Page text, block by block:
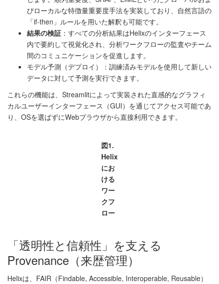
びローカルな特徴量重要度手法を実装しており、自然言語の
「if-then」ルールを用いた解釈も可能です。
結果の検証 ：すべての分析結果はHelixのインターフェース
内で要約して視覚化され、分析ワークフローの監査やチーム
間のコミュニケーションを促進します。
モデル予測（デプロイ）：訓練済みモデルを使用して新しい
データに対して予測を実行できます。
これらの機能は、Streamlitによって実装された直感的なグラフィ
カルユーザーインターフェース（GUI）を通じてアクセス可能であ
り、OSを選ばずにWebブラウザから直接利用できます。
図1.
Helix
にお
ける
ワー
クフ
ロー
「透明性と信頼性」を支える
Provenance（来歴管理）
Helixは、FAIR（Findable, Accessible, Interoperable, Reusable）